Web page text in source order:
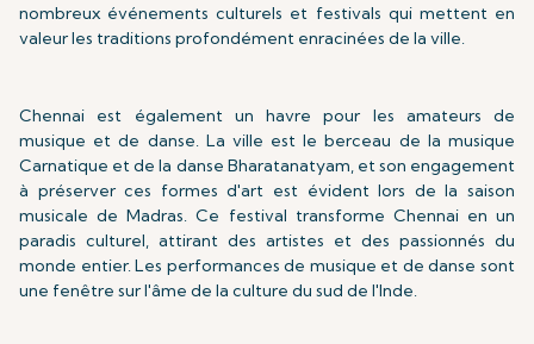
nombreux événements culturels et festivals qui mettent en
valeur les traditions profondément enracinées de la ville.
Chennai est également un havre pour les amateurs de
musique et de danse. La ville est le berceau de la musique
Carnatique et de la danse Bharatanatyam, et son engagement
à préserver ces formes d'art est évident lors de la saison
musicale de Madras. Ce festival transforme Chennai en un
paradis culturel, attirant des artistes et des passionnés du
monde entier. Les performances de musique et de danse sont
une fenêtre sur l'âme de la culture du sud de l'Inde.